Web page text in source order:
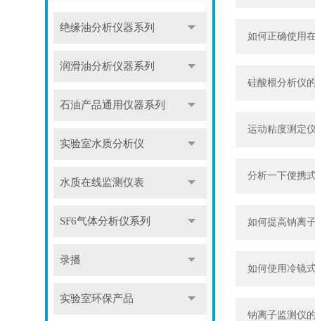
绝缘油分析仪器系列
润滑油分析仪器系列
石油产品通用仪器系列
实验室水质分析仪
水质在线监测仪表
SF6气体分析仪系列
录播
实验室环保产品
如何正确使用
硅酸根分析仪
运动粘度测定
分析一下便携
如何提高钠离
如何使用冷镜
钠离子监测仪